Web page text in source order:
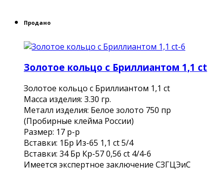
Продано
Золотое кольцо с Бриллиантом 1,1 ct
Золотое кольцо с Бриллиантом 1,1 ct
Масса изделия: 3.30 гр.
Металл изделия: Белое золото 750 пр
(Пробирные клейма России)
Размер: 17 р-р
Вставки: 1Бр Из-65 1,1 ct 5/4
Вставки: 34 Бр Кр-57 0,56 ct 4/4-6
Имеется экспертное заключение СЗГЦЭиС